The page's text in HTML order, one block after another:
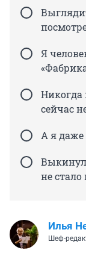
Я
Никогда
сейчас
А я даже
Выкинул
не
Илья
Шеф-